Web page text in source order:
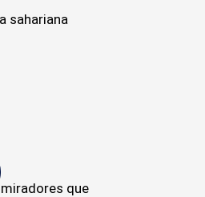
sahariana
que